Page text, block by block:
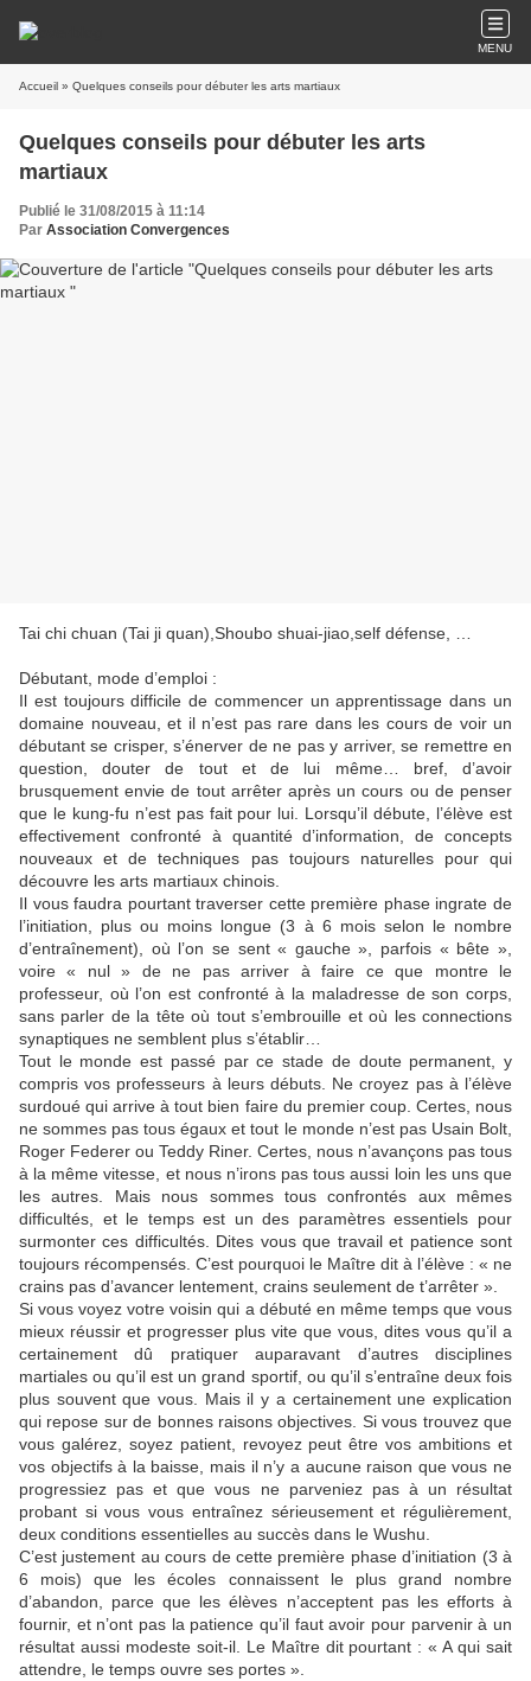
MENU
Accueil » Quelques conseils pour débuter les arts martiaux
Quelques conseils pour débuter les arts
martiaux
Publié le 31/08/2015 à 11:14
Par Association Convergences
Tai chi chuan (Tai ji quan),Shoubo shuai-jiao,self défense, …
Débutant, mode d’emploi :
Il est toujours difficile de commencer un apprentissage dans un
domaine nouveau, et il n’est pas rare dans les cours de voir un
débutant se crisper, s’énerver de ne pas y arriver, se remettre en
question, douter de tout et de lui même… bref, d’avoir
brusquement envie de tout arrêter après un cours ou de penser
que le kung-fu n’est pas fait pour lui. Lorsqu’il débute, l’élève est
effectivement confronté à quantité d’information, de concepts
nouveaux et de techniques pas toujours naturelles pour qui
découvre les arts martiaux chinois.
Il vous faudra pourtant traverser cette première phase ingrate de
l’initiation, plus ou moins longue (3 à 6 mois selon le nombre
d’entraînement), où l’on se sent « gauche », parfois « bête »,
voire « nul » de ne pas arriver à faire ce que montre le
professeur, où l’on est confronté à la maladresse de son corps,
sans parler de la tête où tout s’embrouille et où les connections
synaptiques ne semblent plus s’établir…
Tout le monde est passé par ce stade de doute permanent, y
compris vos professeurs à leurs débuts. Ne croyez pas à l’élève
surdoué qui arrive à tout bien faire du premier coup. Certes, nous
ne sommes pas tous égaux et tout le monde n’est pas Usain Bolt,
Roger Federer ou Teddy Riner. Certes, nous n’avançons pas tous
à la même vitesse, et nous n’irons pas tous aussi loin les uns que
les autres. Mais nous sommes tous confrontés aux mêmes
difficultés, et le temps est un des paramètres essentiels pour
surmonter ces difficultés. Dites vous que travail et patience sont
toujours récompensés. C’est pourquoi le Maître dit à l’élève : « ne
crains pas d’avancer lentement, crains seulement de t’arrêter ».
Si vous voyez votre voisin qui a débuté en même temps que vous
mieux réussir et progresser plus vite que vous, dites vous qu’il a
certainement dû pratiquer auparavant d’autres disciplines
martiales ou qu’il est un grand sportif, ou qu’il s’entraîne deux fois
plus souvent que vous. Mais il y a certainement une explication
qui repose sur de bonnes raisons objectives. Si vous trouvez que
vous galérez, soyez patient, revoyez peut être vos ambitions et
vos objectifs à la baisse, mais il n’y a aucune raison que vous ne
progressiez pas et que vous ne parveniez pas à un résultat
probant si vous vous entraînez sérieusement et régulièrement,
deux conditions essentielles au succès dans le Wushu.
C’est justement au cours de cette première phase d’initiation (3 à
6 mois) que les écoles connaissent le plus grand nombre
d’abandon, parce que les élèves n’acceptent pas les efforts à
fournir, et n’ont pas la patience qu’il faut avoir pour parvenir à un
résultat aussi modeste soit-il. Le Maître dit pourtant : « A qui sait
attendre, le temps ouvre ses portes ».